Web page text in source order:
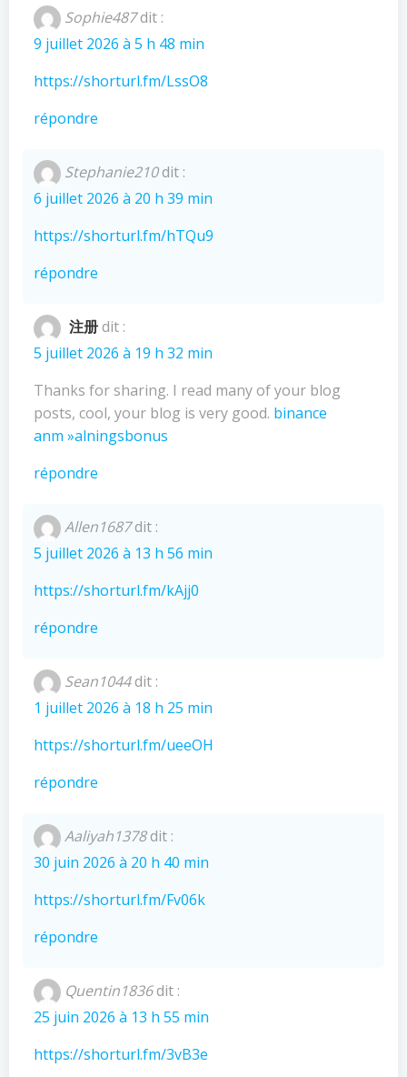
Sophie487dit :
9 juillet 2026 à 5 h 48 min
https://shorturl.fm/LssO8
répondre
Stephanie210dit :
6 juillet 2026 à 20 h 39 min
https://shorturl.fm/hTQu9
répondre
注册dit :
5 juillet 2026 à 19 h 32 min
Thanks for sharing. I read many of your blog
posts, cool, your blog is very good. binance
anm »alningsbonus
répondre
Allen1687dit :
5 juillet 2026 à 13 h 56 min
https://shorturl.fm/kAjj0
répondre
Sean1044dit :
1 juillet 2026 à 18 h 25 min
https://shorturl.fm/ueeOH
répondre
Aaliyah1378dit :
30 juin 2026 à 20 h 40 min
https://shorturl.fm/Fv06k
répondre
Quentin1836dit :
25 juin 2026 à 13 h 55 min
https://shorturl.fm/3vB3e